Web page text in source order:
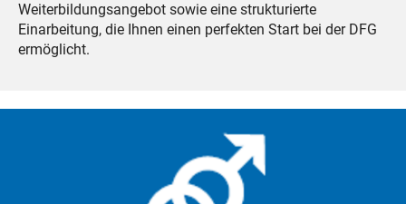
Weiterbildungsangebot sowie eine strukturierte
Einarbeitung, die Ihnen einen perfekten Start bei der DFG
ermöglicht.